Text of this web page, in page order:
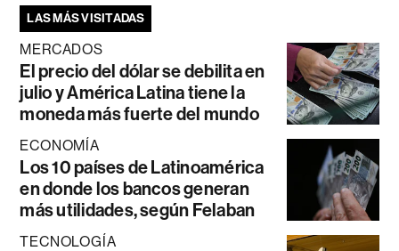
LAS MÁS VISITADAS
MERCADOS
El precio del dólar se debilita en
julio y América Latina tiene la
moneda más fuerte del mundo
ECONOMÍA
Los 10 países de Latinoamérica
en donde los bancos generan
más utilidades, según Felaban
TECNOLOGÍA